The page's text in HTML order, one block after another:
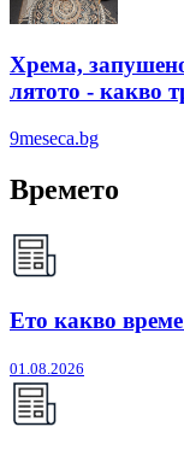
Хрема,
лятотo - какво
9meseca.bg
Времето
Ето какво
01.08.2026